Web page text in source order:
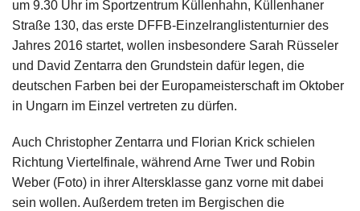
um 9.30 Uhr im Sportzentrum Küllenhahn, Küllenhaner
Straße 130, das erste DFFB-Einzelranglistenturnier des
Jahres 2016 startet, wollen insbesondere Sarah Rüsseler
und David Zentarra den Grundstein dafür legen, die
deutschen Farben bei der Europameisterschaft im Oktober
in Ungarn im Einzel vertreten zu dürfen.
Auch Christopher Zentarra und Florian Krick schielen
Richtung Viertelfinale, während Arne Twer und Robin
Weber (Foto) in ihrer Altersklasse ganz vorne mit dabei
sein wollen. Außerdem treten im Bergischen die